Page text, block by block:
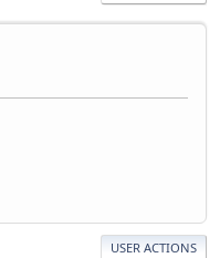
USER ACTIONS